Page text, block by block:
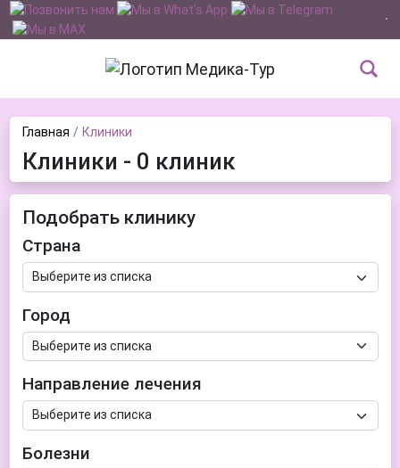
Главная Клиники
Клиники - 0 клиник
Подобрать клинику
Страна
Город
Направление лечения
Болезни